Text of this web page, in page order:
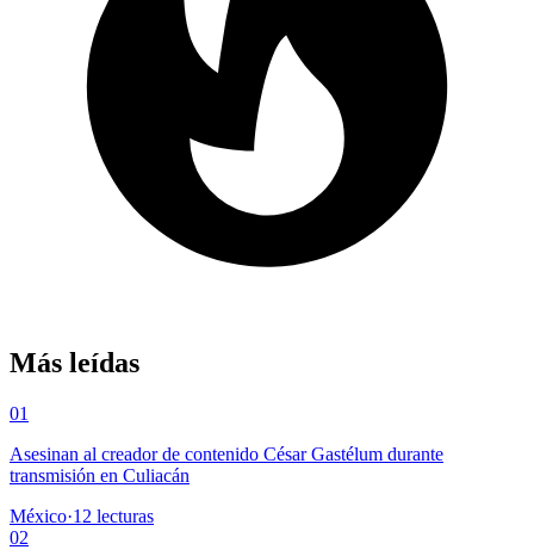
Más leídas
01
Asesinan al creador de contenido César Gastélum durante
transmisión en Culiacán
México·12 lecturas
02